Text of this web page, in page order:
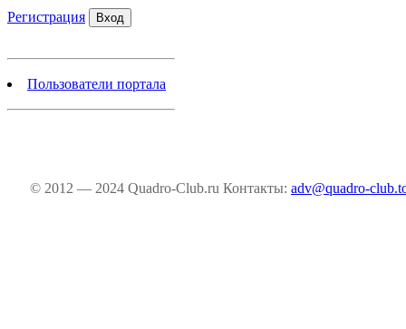
Регистрация
Пользователи портала
© 2012 — 2024 Quadro-Club.ru Контакты: adv@quadro-